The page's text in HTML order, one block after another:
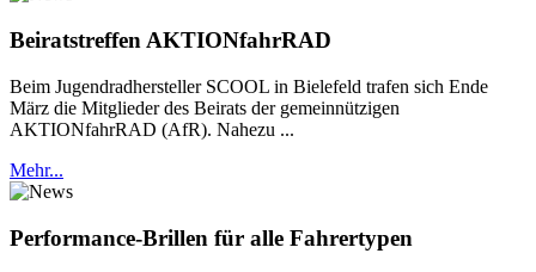
Beiratstreffen AKTIONfahrRAD
Beim Jugendradhersteller SCOOL in Bielefeld trafen sich Ende
März die Mitglieder des Beirats der gemeinnützigen
AKTIONfahrRAD (AfR). Nahezu ...
Mehr...
Performance-Brillen für alle Fahrertypen